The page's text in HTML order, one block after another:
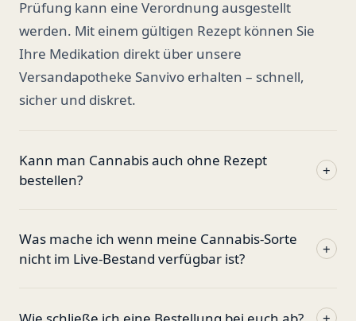
Prüfung kann eine Verordnung ausgestellt
werden. Mit einem gültigen Rezept können Sie
Ihre Medikation direkt über unsere
Versandapotheke Sanvivo erhalten – schnell,
sicher und diskret.
Kann man Cannabis auch ohne Rezept
bestellen?
+
Was mache ich wenn meine Cannabis-Sorte
nicht im Live-Bestand verfügbar ist?
+